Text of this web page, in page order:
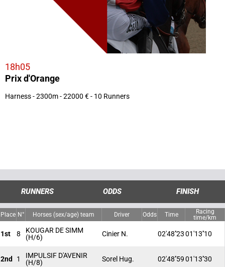
18h05
Prix d'Orange
Harness - 2300m - 22000 € - 10 Runners
RUNNERS ODDS FINISH
Place N° Horses (sex/age) team Driver Odds Time
Racing
time/km
1st 8
KOUGAR DE SIMM
(H/6)
Cinier N. 02'48''2301'13''10
2nd 1
IMPULSIF D'AVENIR
(H/8)
Sorel Hug. 02'48''5901'13''30